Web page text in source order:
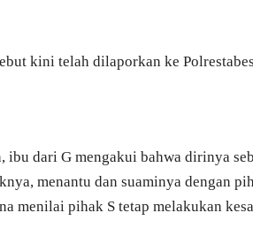
kini telah dilaporkan ke
ibu dari G mengakui bahwa dirinya
menantu dan suaminya dengan
menilai pihak S tetap melakukan